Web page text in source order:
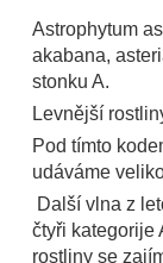
Astrophytum
akabana,
stonku A.
Levnější
Pod tímto
udáváme
Další vlna z
čtyři kategorije
rostliny se